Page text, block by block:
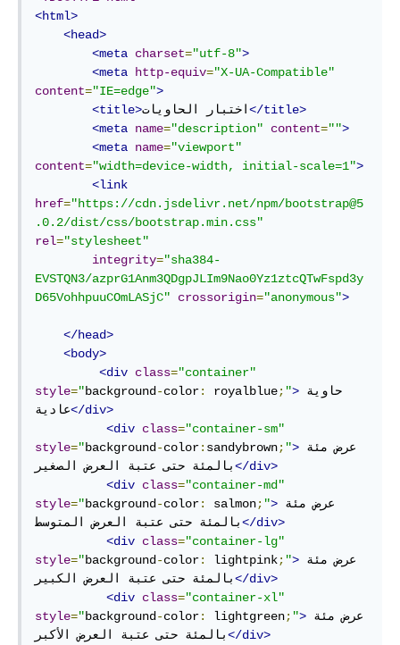
<html>
<head>
<meta charset="utf-8">
<meta
http-equiv="X-UA-Compatible"
content="IE=edge">
<title>اختبار الحاويات </title>
<meta name="description" content="">
<meta name="viewport"
content="width=device-width, initial-scale=1">
<link
href="https://cdn.jsdelivr.net/npm/bootstrap@5
.0.2/dist/css/bootstrap.min.css"
rel="stylesheet"
integrity="sha384-
EVSTQN3/azprG1Anm3QDgpJLIm9Nao0Yz1ztcQTwFspd3y
D65VohhpuuCOmLASjC"
crossorigin="anonymous">
</head>
<body>
<div class="container"
style="background -color: royalblue; ">
عادية</div>
<div class="container-sm"
style="background -color: sandybrown; ">
بالمئة حتى عتبة العرض الصغير</div>
<div class="container-md"
style="background -color: salmon; ">
بالمئة حتى عتبة العرض المتوسط</div>
<div class="container-lg"
style="background -color: lightpink; ">
بالمئة حتى عتبة العرض الكبير</div>
<div class="container-xl"
style="background -color: lightgreen; ">
بالمئة حتى عتبة العرض الأكبر</div>